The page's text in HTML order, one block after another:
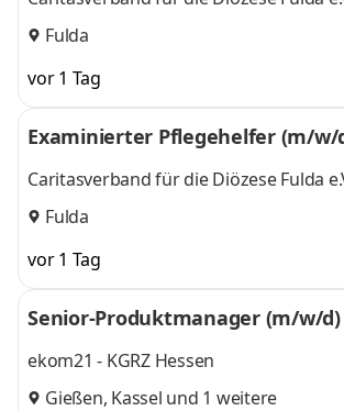
Fulda
vor 1 Tag
Examinierter Pflegehelfer (m/w/
Caritasverband für die Diözese Fulda
Fulda
vor 1 Tag
Senior-Produktmanager (m/w/d)
ekom21 - KGRZ Hessen
Gießen, Kassel und 1 weitere